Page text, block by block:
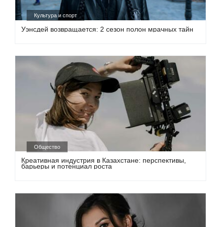
Культура и спорт
Уэнсдей возвращается: 2 сезон полон мрачных тайн
Общество
Креативная индустрия в Казахстане: перспективы,
барьеры и потенциал роста